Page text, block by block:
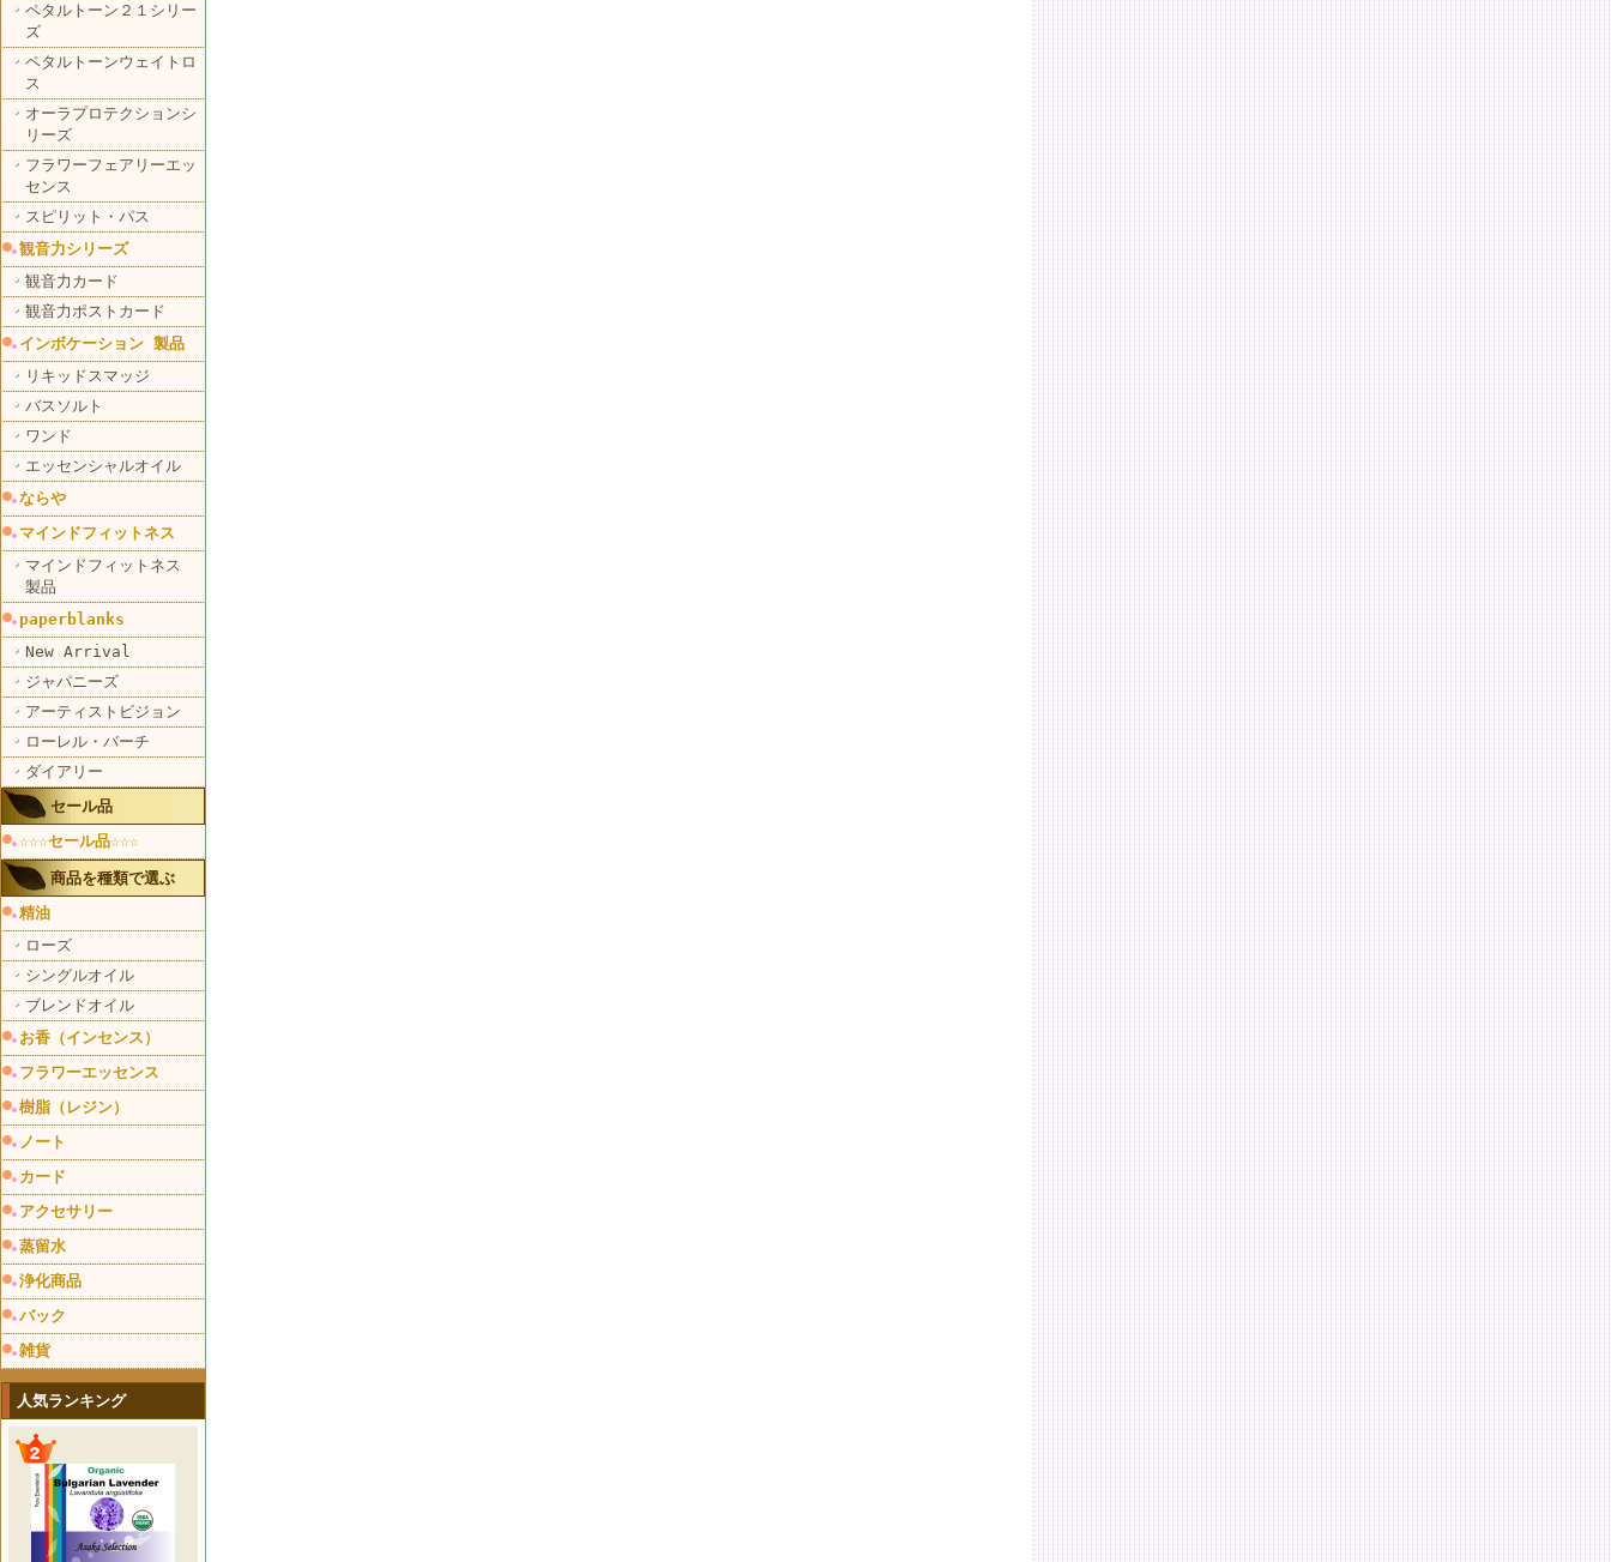
ペタルトーン２１シリー
ズ
ペタルトーンウェイトロ
ス
オーラプロテクションシ
リーズ
フラワーフェアリーエッ
センス
スピリット・パス
観音力シリーズ
観音力カード
観音力ポストカード
インボケーション 製品
リキッドスマッジ
バスソルト
ワンド
エッセンシャルオイル
ならや
マインドフィットネス
マインドフィットネス
製品
paperblanks
New Arrival
ジャパニーズ
アーティストビジョン
ローレル・バーチ
ダイアリー
セール品
☆☆☆セール品☆☆☆
商品を種類で選ぶ
精油
ローズ
シングルオイル
ブレンドオイル
お香（インセンス）
フラワーエッセンス
樹脂（レジン）
ノート
カード
アクセサリー
蒸留水
浄化商品
バック
雑貨
人気ランキング